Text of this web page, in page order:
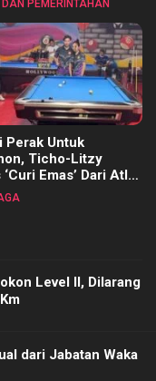
DAN PEMERINTAHAN
Perak Untuk
Ticho-Litzy
Emas’ Dari Atlet
di Porprov Sulut
Level II, Dilarang
dari Jabatan Waka